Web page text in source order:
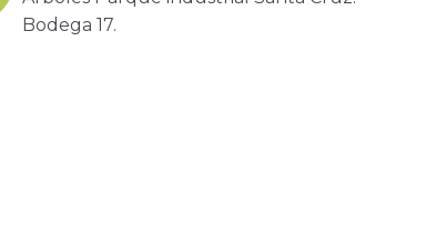
Bodega 17.